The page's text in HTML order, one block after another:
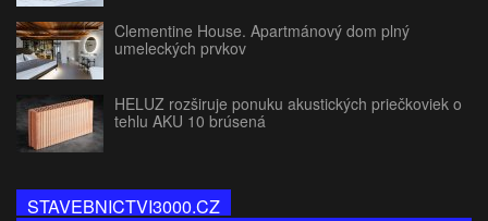
Clementine House. Apartmánový dom plný
umeleckých prvkov
HELUZ rozširuje ponuku akustických priečkoviek o
tehlu AKU 10 brúsená
STAVEBNICTVI3000.CZ